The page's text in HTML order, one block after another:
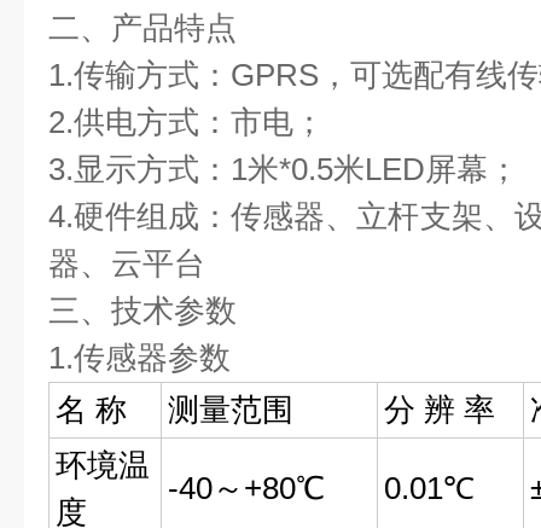
二、产品特点
1.传输方式：GPRS，可选配有线
2.供电方式：市电；
3.显示方式：1米*0.5米LED屏幕；
4.硬件组成：传感器、立杆支架、
器、云平台
三、技术参数
1.传感器参数
名 称
测量范围 分 辨 率
环境温
度
-40～+80℃ 0.01℃